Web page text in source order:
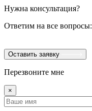
Нужна консультация?
Ответим на все вопросы:
Оставить заявку
Перезвоните мне
×